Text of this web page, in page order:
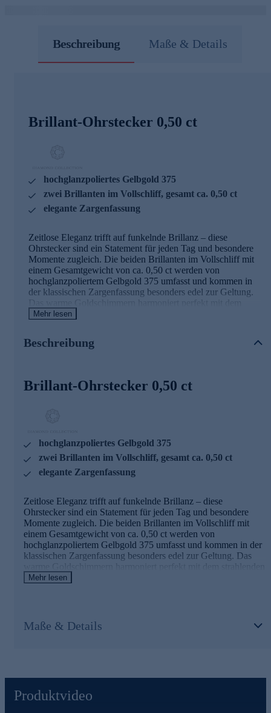
Beschreibung Maße & Details
Brillant-Ohrstecker 0,50 ct
hochglanzpoliertes Gelbgold 375
zwei Brillanten im Vollschliff, gesamt ca. 0,50 ct
elegante Zargenfassung
Zeitlose Eleganz trifft auf funkelnde Brillanz – diese
Ohrstecker sind ein Statement für jeden Tag und besondere
Momente zugleich. Die beiden Brillanten im Vollschliff mit
einem Gesamtgewicht von ca. 0,50 ct werden von
hochglanzpoliertem Gelbgold 375 umfasst und kommen in
der klassischen Zargenfassung besonders edel zur Geltung.
Das warme Goldschimmern harmoniert perfekt mit dem
strahlenden Feuer der Brillanten und verleiht diesem
vielseitigen Begleiter, der sowohl im Alltag als auch zu
Neue Freude bereitet.
Mehr lesen
Beschreibung
Brillant-Ohrstecker 0,50 ct
hochglanzpoliertes Gelbgold 375
zwei Brillanten im Vollschliff, gesamt ca. 0,50 ct
elegante Zargenfassung
Zeitlose Eleganz trifft auf funkelnde Brillanz – diese
Ohrstecker sind ein Statement für jeden Tag und besondere
Momente zugleich. Die beiden Brillanten im Vollschliff mit
einem Gesamtgewicht von ca. 0,50 ct werden von
hochglanzpoliertem Gelbgold 375 umfasst und kommen in der
klassischen Zargenfassung besonders edel zur Geltung. Das
Feuer der Brillanten und verleiht diesem Schmuckstück eine
überzeugt. Ein Schmuckstück, das Ihre natürliche Schönheit
unterstreicht und Ihnen jeden Tag aufs Neue Freude bereitet.
Mehr lesen
Maße & Details
Produktvideo